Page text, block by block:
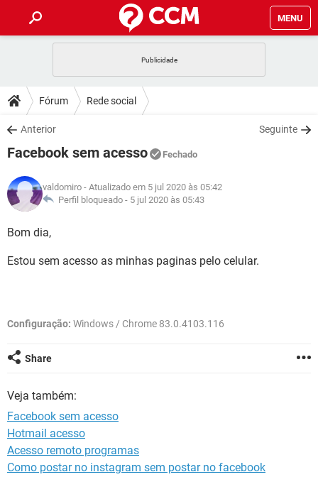
MENU
CELULAR
OUTLOOK
INSTAGRAM GMAIL
GUIA DE COMPRAS
DICAS
JOGOS
INSTAGRAM GMAIL
GUIA DE COMPRAS
DOWNLOADS
JOGOS WHATSAPP
CELULAR
OUTLOOK EXCEL
INSTAGRAM
JOGOS WHATSAPP
CELULAR
OUTLOOK
INSTAGRAM GMAIL
GLOSSÁRIO
JOGOS
GUIA DE COMPRAS
Fórum Rede social
Anterior Seguinte
Facebook sem acesso Fechado
valdomiro - Atualizado em 5 jul 2020 às 05:42
Perfil bloqueado - 5 jul 2020 às 05:43
Bom dia,
Estou sem acesso as minhas paginas pelo celular.
Configuração: Windows / Chrome 83.0.4103.116
Share
Veja também:
Facebook sem acesso
Hotmail acesso
Acesso remoto programas
Como postar no instagram sem postar no facebook